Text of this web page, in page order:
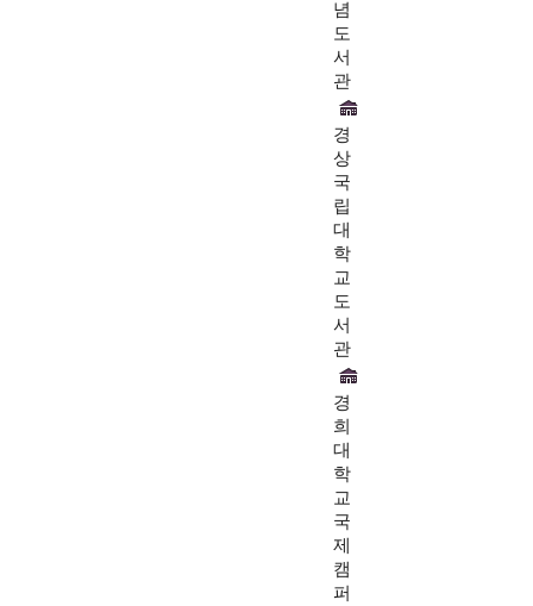
념
도
서
관
경
상
국
립
대
학
교
도
서
관
경
희
대
학
교
국
제
캠
퍼